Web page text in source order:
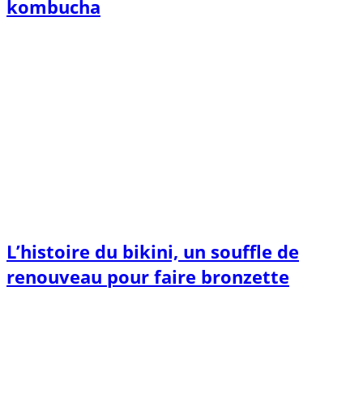
kombucha
L’histoire du bikini, un souffle de
renouveau pour faire bronzette